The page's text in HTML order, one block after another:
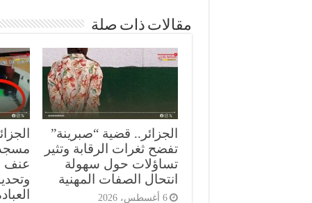
مقالات ذات صلة
الجزائر.. قضية “صبرينة”
تفضح ثغرات الرقابة وتثير
تساؤلات حول سهولة
انتحال الصفات المهنية
6 أغسطس، 2026
عنف